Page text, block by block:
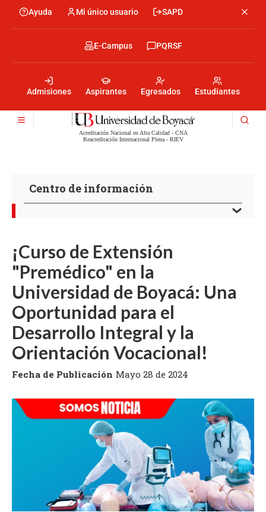
contenido
Menu
encabezado
Ayuda Mi único usuario SAPD
encabezado
Admisiones Aspirantes Egresados Estudiantes
Menu
encabezado
-
Derecha
E-Campus PQRSF
Menú
Acreditación Nacional en Alta Calidad - CNA
Reacreditación Internacional Plena - RIEV
Centro de información
¡Curso de Extensión
"Premédico" en la
Universidad de Boyacá: Una
Oportunidad para el
Desarrollo Integral y la
Orientación Vocacional!
Fecha de Publicación Mayo 28 de 2024